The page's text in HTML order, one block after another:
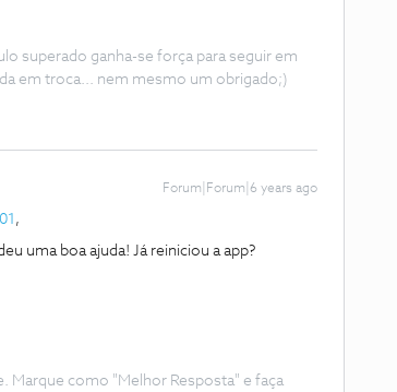
superado ganha-se força para seguir em
em troca... nem mesmo um obrigado;)
Forum|Forum|6 years ago
,
uma boa ajuda! Já reiniciou a app?
Marque como "Melhor Resposta" e faça